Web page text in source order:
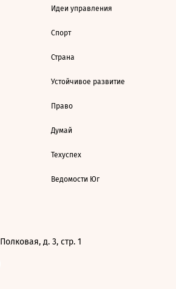
Идеи управления
Спорт
Страна
Устойчивое развитие
Право
Думай
Техуспех
Ведомости Юг
д. 3, стр. 1